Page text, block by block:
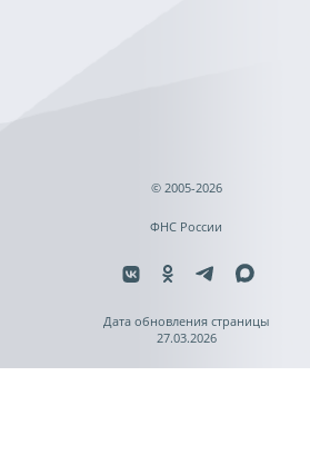
© 2005-2026
ФНС России
Дата обновления страницы
27.03.2026